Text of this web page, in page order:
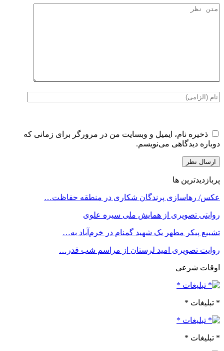
ذخیره نام، ایمیل و وبسایت من در مرورگر برای زمانی که
دوباره دیدگاهی می‌نویسم.
پربازدیدترین ها
عکس/ رهاسازی پرندگان شکاری در منطقه حفاظت…
روایتی تصویری از همایش ملی سیره علوی
تشییع پیکر مطهر یک شهید گمنام در خرم‌آباد به…
روایت تصویری امید لرستان از مراسم شب قدر…
اوقات شرعی
* تبلیغات *
* تبلیغات *